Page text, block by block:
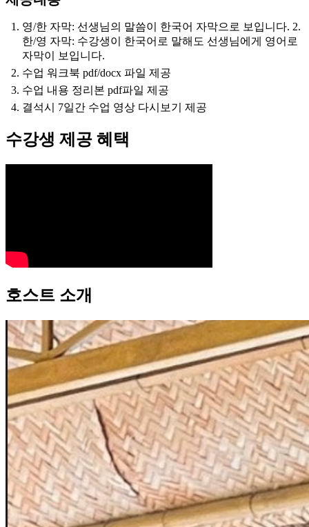
영/한 자막: 선생님의 말씀이 한국어 자막으로 보입니다. 2.
한/영 자막: 수강생이 한국어로 말해도 선생님에게 영어로
자막이 보입니다.
수업 워크북 pdf/docx 파일 제공
수업 내용 정리본 pdf파일 제공
결석시 7일간 수업 영상 다시보기 제공
수강생 제공 혜택
호스트 소개